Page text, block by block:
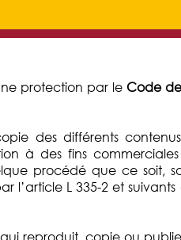
protection par le Code
des différents
à des fins
procédé que ce soit,
l’article L 335-2 et suivants
reproduit, copie ou